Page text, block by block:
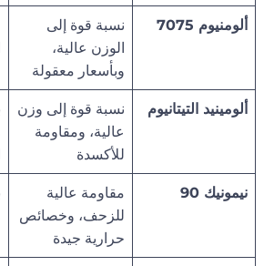
ألومنيوم 7075
نسبة قوة إلى
الوزن عالية،
وبأسعار معقولة
ألومينيد التيتانيوم
نسبة قوة إلى وزن
عالية، ومقاومة
للأكسدة
نيمونيك 90
مقاومة عالية
للزحف، وخصائص
حرارية جيدة